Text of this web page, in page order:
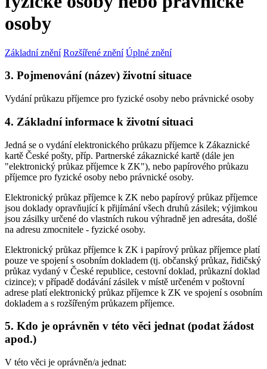
osoby
Základní znění Rozšířené znění Úplné znění
3. Pojmenování (název) životní situace
Vydání průkazu příjemce pro fyzické osoby nebo právnické osoby
4. Základní informace k životní situaci
Jedná se o vydání elektronického průkazu příjemce k Zákaznické
kartě České pošty, příp. Partnerské zákaznické kartě (dále jen
"elektronický průkaz příjemce k ZK"), nebo papírového průkazu
příjemce pro fyzické osoby nebo právnické osoby.
Elektronický průkaz příjemce k ZK nebo papírový průkaz příjemce
jsou doklady opravňující k přijímání všech druhů zásilek; výjimkou
jsou zásilky určené do vlastních rukou výhradně jen adresáta, došlé
na adresu zmocnitele - fyzické osoby.
Elektronický průkaz příjemce k ZK i papírový průkaz příjemce platí
pouze ve spojení s osobním dokladem (tj. občanský průkaz, řidičský
průkaz vydaný v České republice, cestovní doklad, průkazní doklad
cizince); v případě dodávání zásilek v místě určeném v poštovní
adrese platí elektronický průkaz příjemce k ZK ve spojení s osobním
dokladem a s rozšířeným průkazem příjemce.
5. Kdo je oprávněn v této věci jednat (podat žádost
apod.)
V této věci je oprávněn/a jednat: